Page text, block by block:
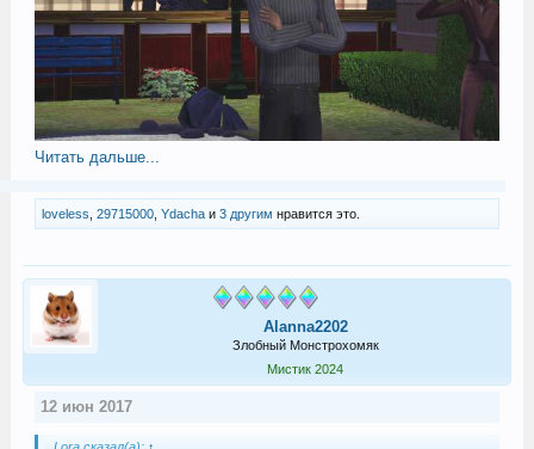
Читать дальше...
loveless 29715000, Ydachaи 3 другим нравится это.
Alanna2202
Злобный Монстрохомяк
Мистик 2024
12 июн 2017